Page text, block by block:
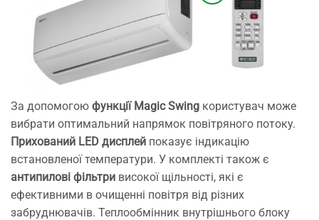
За допомогою функції Magic Swing користувач може
вибрати оптимальний напрямок повітряного потоку.
Прихований LED дисплей показує індикацію
встановленої температури. У комплекті також є
антипилові фільтри високої щільності, які є
ефективними в очищенні повітря від різних
забруднювачів. Теплообмінник внутрішнього блоку